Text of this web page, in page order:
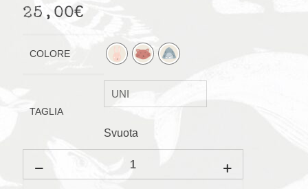
25,00€
COLORE
TAGLIA
Svuota
con
coulisse